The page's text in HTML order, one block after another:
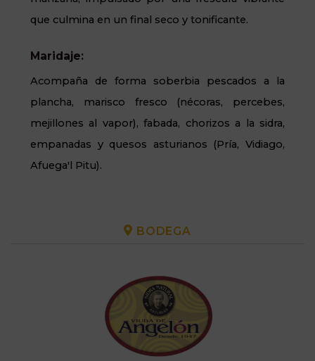
que culmina en un final seco y tonificante.
Maridaje:
Acompaña de forma soberbia pescados a la
plancha, marisco fresco (nécoras, percebes,
mejillones al vapor), fabada, chorizos a la sidra,
empanadas y quesos asturianos (Pría, Vidiago,
Afuega'l Pitu).
BODEGA